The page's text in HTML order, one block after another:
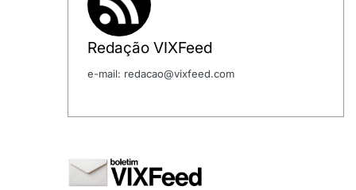
Redação VIXFeed
e-mail: redacao@vixfeed.com